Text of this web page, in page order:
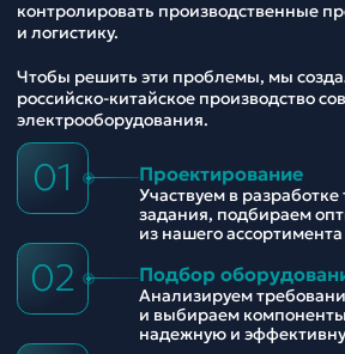
контролировать производственные
и логистику.
Чтобы решить эти проблемы, мы
российско-китайское производство
электрооборудования.
01 Проектирование
Участвуем в разработке
задания, подбираем
из нашего ассортимента
02 Подбор
Анализируем
и выбираем
надежную и